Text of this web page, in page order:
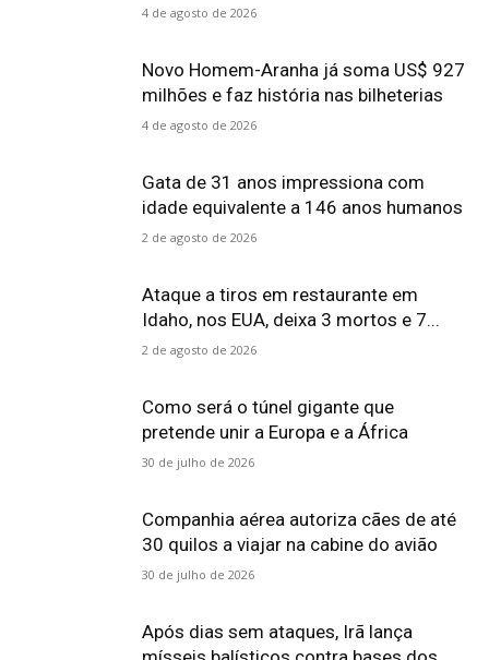
4 de agosto de 2026
Novo Homem-Aranha já soma US$ 927
milhões e faz história nas bilheterias
4 de agosto de 2026
Gata de 31 anos impressiona com
idade equivalente a 146 anos humanos
2 de agosto de 2026
Ataque a tiros em restaurante em
Idaho, nos EUA, deixa 3 mortos e 7...
2 de agosto de 2026
Como será o túnel gigante que
pretende unir a Europa e a África
30 de julho de 2026
Companhia aérea autoriza cães de até
30 quilos a viajar na cabine do avião
30 de julho de 2026
Após dias sem ataques, Irã lança